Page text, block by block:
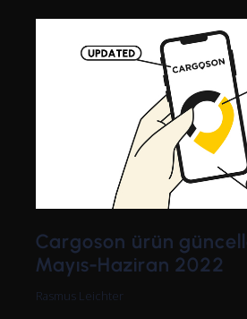
Cargoson ürün
Mayıs-Haziran 2022
Rasmus Leichter